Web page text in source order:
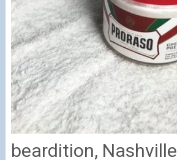
beardition, Nashville